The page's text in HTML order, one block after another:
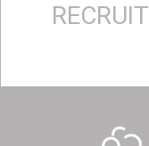
RECRUIT